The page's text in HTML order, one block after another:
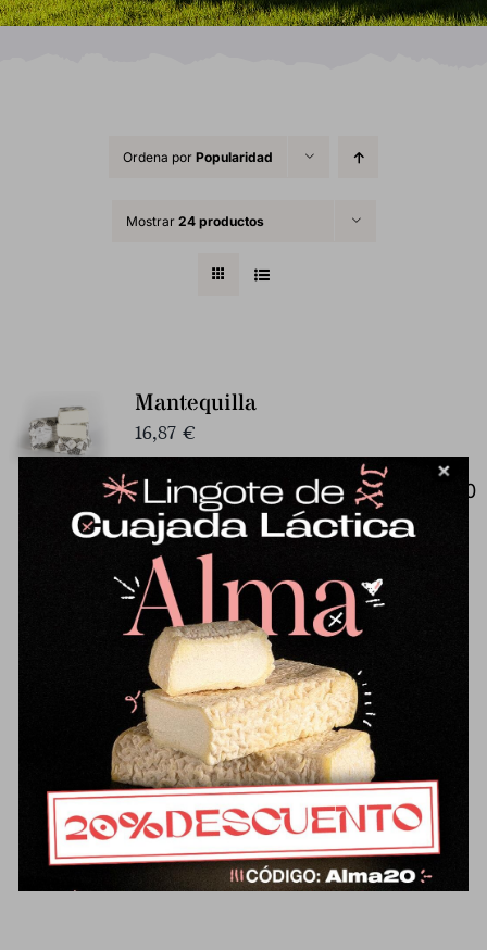
Ordena por Popularidad
Mostrar 24 productos
Mantequilla
16,87€
Mantequilla tradicional de oveja (500
g), de sabor muy diferente a lo que
estamos acostumbrados.
Ligeramente salada con flor de sal
de Parque Natural bahía de Cádiz.
Un placer para untar en el pan o
para usar en recetas de cocina o
repostería. Elaborada/o con leche
pasteurizada.Ficha técnica del
producto